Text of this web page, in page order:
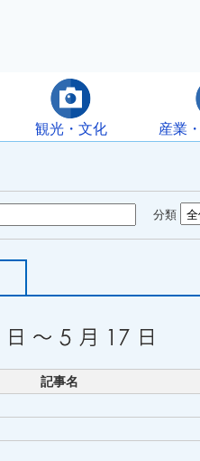
観光・文化 産業
分類
記事名